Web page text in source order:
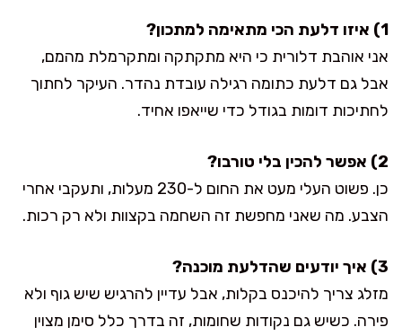
1) איזו דלעת הכי מתאימה למתכון?
אני אוהבת דלורית כי היא מתקתקה ומתקרמלת מהמם,
אבל גם דלעת כתומה רגילה עובדת נהדר. העיקר לחתוך
לחתיכות דומות בגודל כדי שייאפו אחיד.
2) אפשר להכין בלי טורבו?
כן. פשוט העלי מעט את החום ל-230 מעלות, ותעקבי אחרי
הצבע. מה שאני מחפשת זה השחמה בקצוות ולא רק רכות.
3) איך יודעים שהדלעת מוכנה?
מזלג צריך להיכנס בקלות, אבל עדיין להרגיש שיש גוף ולא
פירה. כשיש גם נקודות שחומות, זה בדרך כלל סימן מצוין